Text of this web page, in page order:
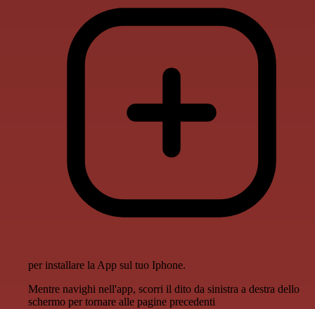
per installare la App sul tuo Iphone.
Mentre navighi nell'app, scorri il dito da sinistra a destra dello
schermo per tornare alle pagine precedenti